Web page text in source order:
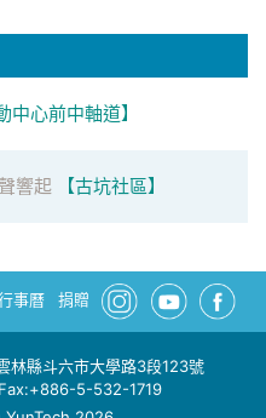
中心前中軸道】
響起 【古坑社區】
事曆 捐贈
林縣斗六市大學路3段123號
5-532-1719